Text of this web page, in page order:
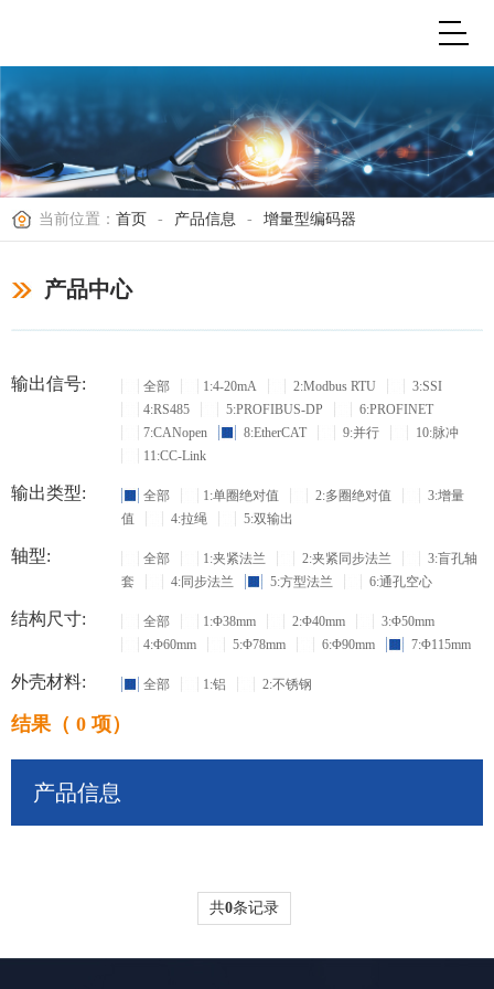
当前位置： 首页 - 产品信息 - 增量型编码器
产品中心
输出信号: 全部 1:4-20mA 2:Modbus RTU
3:SSI
4:RS485
5:PROFIBUS-DP
6:PROFINET
7:CANopen
8:EtherCAT 9:并行
10:脉冲
11:CC-Link
输出类型: 全部 1:单圈绝对值 2:多圈绝对值
3:增量
值
4:拉绳 5:双输出
轴型: 全部 1:夹紧法兰 2:夹紧同步法兰
3:盲孔轴
套
4:同步法兰 5:方型法兰 6:通孔空心
结构尺寸: 全部 1:Φ38mm 2:Φ40mm
3:Φ50mm
4:Φ60mm
5:Φ78mm 6:Φ90mm 7:Φ115mm
外壳材料: 全部 1:铝 2:不锈钢
结果（ 0 项）
产品信息
共0条记录